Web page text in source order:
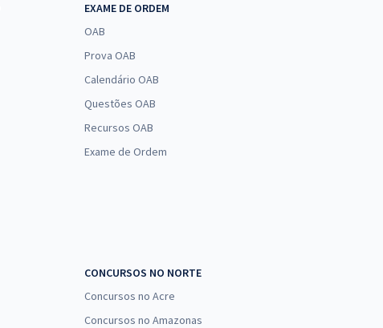
EXAME DE ORDEM
OAB
Prova OAB
Calendário OAB
Questões OAB
Recursos OAB
Exame de Ordem
CONCURSOS NO NORTE
Concursos no Acre
Concursos no Amazonas